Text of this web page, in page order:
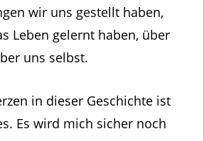
wir uns gestellt haben,
Leben gelernt haben, über
uns selbst.
in dieser Geschichte ist
Es wird mich sicher noch